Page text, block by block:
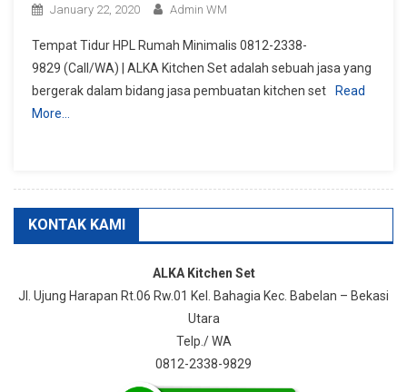
January 22, 2020 Admin WM
Tempat Tidur HPL Rumah Minimalis 0812-2338-
9829 (Call/WA) | ALKA Kitchen Set adalah sebuah jasa yang
bergerak dalam bidang jasa pembuatan kitchen set
Read
More…
KONTAK KAMI
ALKA Kitchen Set
Jl. Ujung Harapan Rt.06 Rw.01 Kel. Bahagia Kec. Babelan – Bekasi
Utara
Telp./ WA
0812-2338-9829